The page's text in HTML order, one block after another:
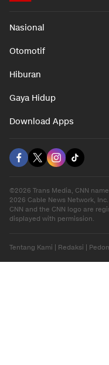
Nasional
Otomotif
Hiburan
Gaya Hidup
Download Apps
©2026 Trans Media, CNN
2026 Cable News Network,
CNN and the CNN logo are
displayed with permission.
Tentang Kami Redaksi